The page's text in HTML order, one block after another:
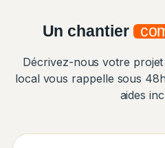
Un chantier
Décrivez-nous votre
local vous rappelle sous
aides